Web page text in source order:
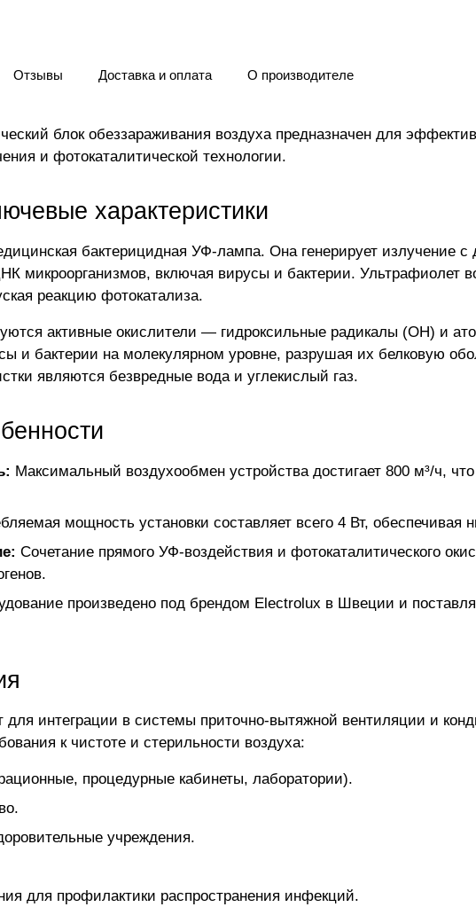
Отзывы Доставка и оплата О производителе
блок обеззараживания воздуха предназначен для
и фотокаталитической технологии.
характеристики
бактерицидная УФ-лампа. Она генерирует излучение
микроорганизмов, включая вирусы и бактерии. Ультрафиолет
реакцию фотокатализа.
активные окислители — гидроксильные радикалы (OH) и
и бактерии на молекулярном уровне, разрушая их белковую
являются безвредные вода и углекислый газ.
Максимальный воздухообмен устройства достигает 800 м³/ч,
мощность установки составляет всего 4 Вт, обеспечивая
Сочетание прямого УФ-воздействия и фотокаталитического
произведено под брендом Electrolux в Швеции и
для интеграции в системы приточно-вытяжной вентиляции и
к чистоте и стерильности воздуха:
процедурные кабинеты, лаборатории).
учреждения.
для профилактики распространения инфекций.